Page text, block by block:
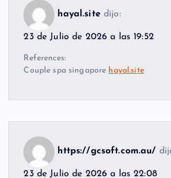
hayal.site dijo:
23 de Julio de 2026 a las 19:52
References:
Couple spa singapore hayal.site
https://gcsoft.com.au/
23 de Julio de 2026 a las 22:08